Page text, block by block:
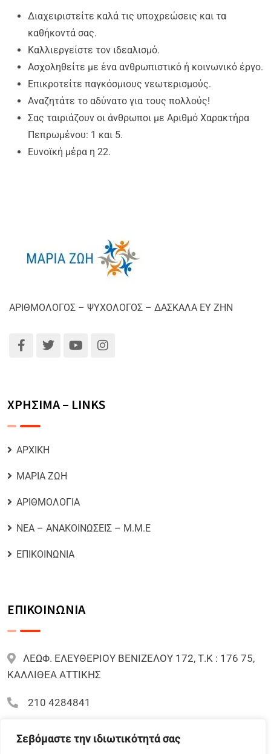
Σεβόμαστε την ιδιωτικότητά σας
Διαχειριστείτε καλά τις υποχρεώσεις και τα
καθήκοντά σας.
Καλλιεργείστε τον ιδεαλισμό.
Ασχοληθείτε με ένα ανθρωπιστικό ή κοινωνικό έργο.
Επικροτείτε παγκόσμιους νεωτερισμούς.
Αναζητάτε το αδύνατο για τους πολλούς!
Σας ταιριάζουν οι άνθρωποι με Αριθμό Χαρακτήρα
Πεπρωμένου: 1 και 5.
Ευνοϊκή μέρα η 22.
ΑΡΙΘΜΟΛΟΓΟΣ – ΨΥΧΟΛΟΓΟΣ – ΔΑΣΚΑΛΑ ΕΥ ΖΗΝ
ΧΡΗΣΙΜΑ – LINKS
ΑΡΧΙΚΗ
ΜΑΡΙΑ ΖΩΗ
ΑΡΙΘΜΟΛΟΓΙΑ
ΝΕΑ – ΑΝΑΚΟΙΝΩΣΕΙΣ – Μ.Μ.Ε
ΕΠΙΚΟΙΝΩΝΙΑ
ΕΠΙΚΟΙΝΩΝΙΑ
ΛΕΩΦ. ΕΛΕΥΘΕΡΙΟΥ ΒΕΝΙΖΕΛΟΥ 172, Τ.Κ : 176 75,
ΚΑΛΛΙΘΕΑ ΑΤΤΙΚΗΣ
210 4284841
mariazoi.powernumbers@gmail.com